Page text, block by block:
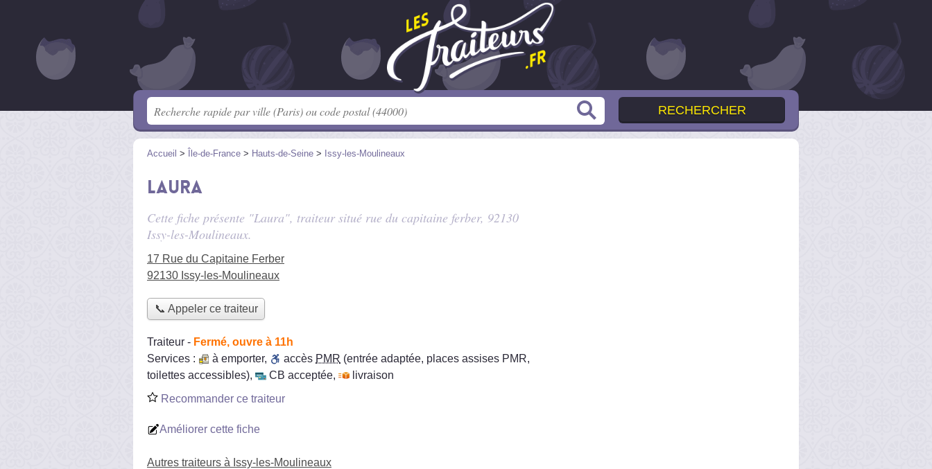
Accueil > Île-de-France > Hauts-de-Seine > Issy-les-Moulineaux
Laura
Cette fiche présente "Laura", traiteur situé rue du capitaine ferber, 92130
Issy-les-Moulineaux.
17 Rue du Capitaine Ferber
92130 Issy-les-Moulineaux
📞 Appeler ce traiteur
Traiteur - Fermé, ouvre à 11h
Services :
à emporter, accès PMR (entrée adaptée, places assises PMR,
toilettes accessibles), CB acceptée,
livraison
Recommander ce traiteur
Améliorer cette fiche
Autres traiteurs à Issy-les-Moulineaux